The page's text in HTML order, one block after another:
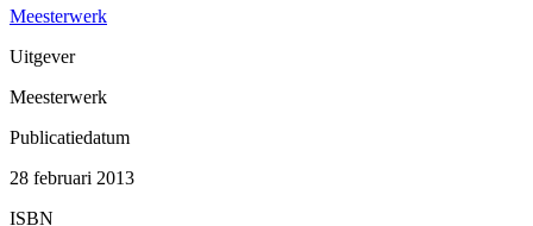
Meesterwerk
Uitgever
Meesterwerk
Publicatiedatum
28 februari 2013
ISBN